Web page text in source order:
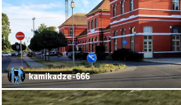
kamikadze-666